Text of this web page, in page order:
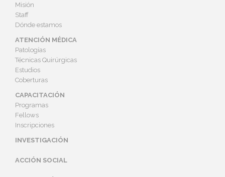
Misión
Staff
Dónde estamos
ATENCIÓN MÉDICA
Patologías
Técnicas Quirúrgicas
Estudios
Coberturas
CAPACITACIÓN
Programas
Fellows
Inscripciones
INVESTIGACIÓN
ACCIÓN SOCIAL